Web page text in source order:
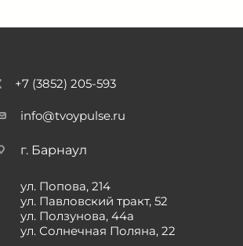
+7 (3852) 205-593
info@tvoypulse.ru
г. Барнаул
ул. Попова, 214
ул. Павловский тракт, 52
ул. Ползунова, 44а
ул. Солнечная Поляна, 22